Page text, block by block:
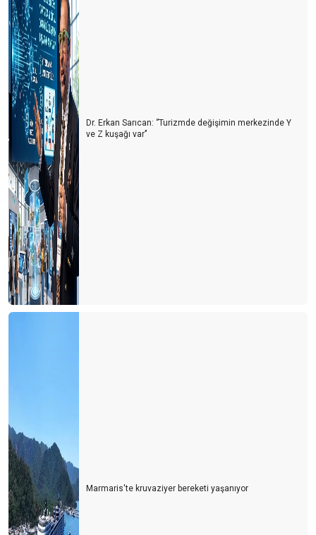
1 Milyon turist nerede?
Turist sayısı arttıkça kazalar da artıyor
Doldur boşalt turizmi
THY'de neler oluyor?
Tur otobüsleri kazaları artmaya başladı
Kastamonu'ya yolumuz düştü
Türkiye'de cruise turları neden artmıyor?
Avrupa'da tanıtım elçisi
Memur ve Emekli Antalya'dan kaçıyor
Turist olarak değil yerleşmeye geliyorlar
Turizmci desteğe muhtaç
Turist ne yapsın?
Bu yıl oteller yabancı turiste kalacak gibi...
Turizm esnafı artan kurlara karşı çareyi buldu
Turizmcinin 2022 için en büyük korkusu
Dr. Erkan Sarıcan: ‘’Turizmde değişimin merkezinde Y
ve Z kuşağı var’’
Marmaris'te kruvaziyer bereketi yaşanıyor